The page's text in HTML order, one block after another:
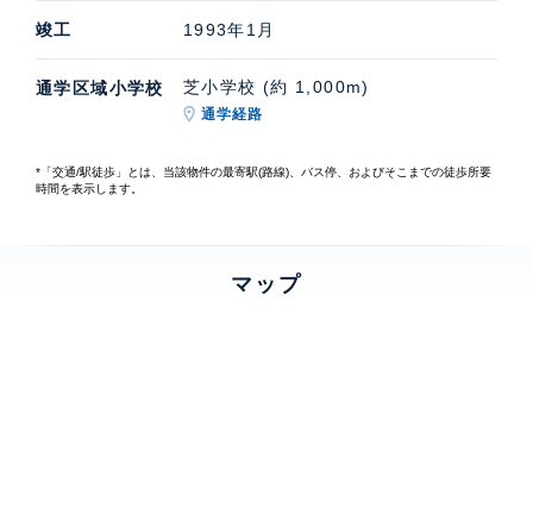
竣工 1993年1月
通学区域小学校 芝小学校 (約 1,000m)
通学経路
*「交通/駅徒歩」とは、当該物件の最寄駅(路線)、バス停、およびそこまでの徒歩所要
時間を表示します。
マップ